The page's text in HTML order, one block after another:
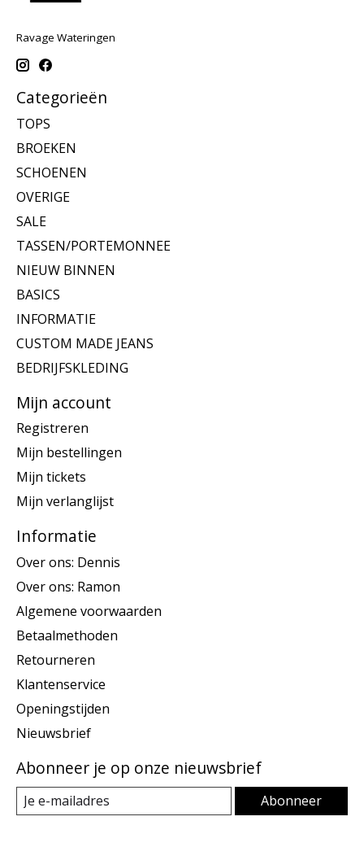
Ravage Wateringen
Categorieën
TOPS
BROEKEN
SCHOENEN
OVERIGE
SALE
TASSEN/PORTEMONNEE
NIEUW BINNEN
BASICS
INFORMATIE
CUSTOM MADE JEANS
BEDRIJFSKLEDING
Mijn account
Registreren
Mijn bestellingen
Mijn tickets
Mijn verlanglijst
Informatie
Over ons: Dennis
Over ons: Ramon
Algemene voorwaarden
Betaalmethoden
Retourneren
Klantenservice
Openingstijden
Nieuwsbrief
Abonneer je op onze nieuwsbrief
Abonneer